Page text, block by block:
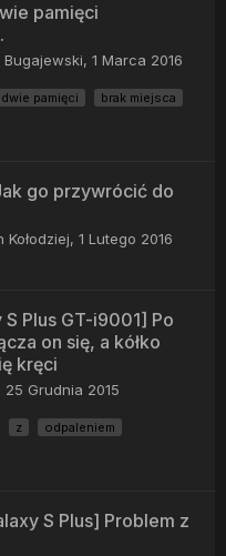
pamięci
Bugajewski, 1 Marca 2016
dwie pamięci brak miejsca
go przywrócić do
Kołodziej, 1 Lutego 2016
S Plus GT-i9001] Po
on się, a kółko
kręci
25 Grudnia 2015
z odpaleniem
S Plus] Problem z